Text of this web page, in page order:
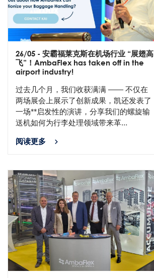
26/05 - 安霸福莱克斯在机场行业 “展翅高
飞”！AmbaFlex has taken off in the
airport industry!
过去几个月，我们收获满满 —— 不仅在
两场展会上展示了创新成果，凯还发表了
一场**启发性的演讲，分享我们的螺旋输
送机如何为行李处理领域带来革...
阅读更多